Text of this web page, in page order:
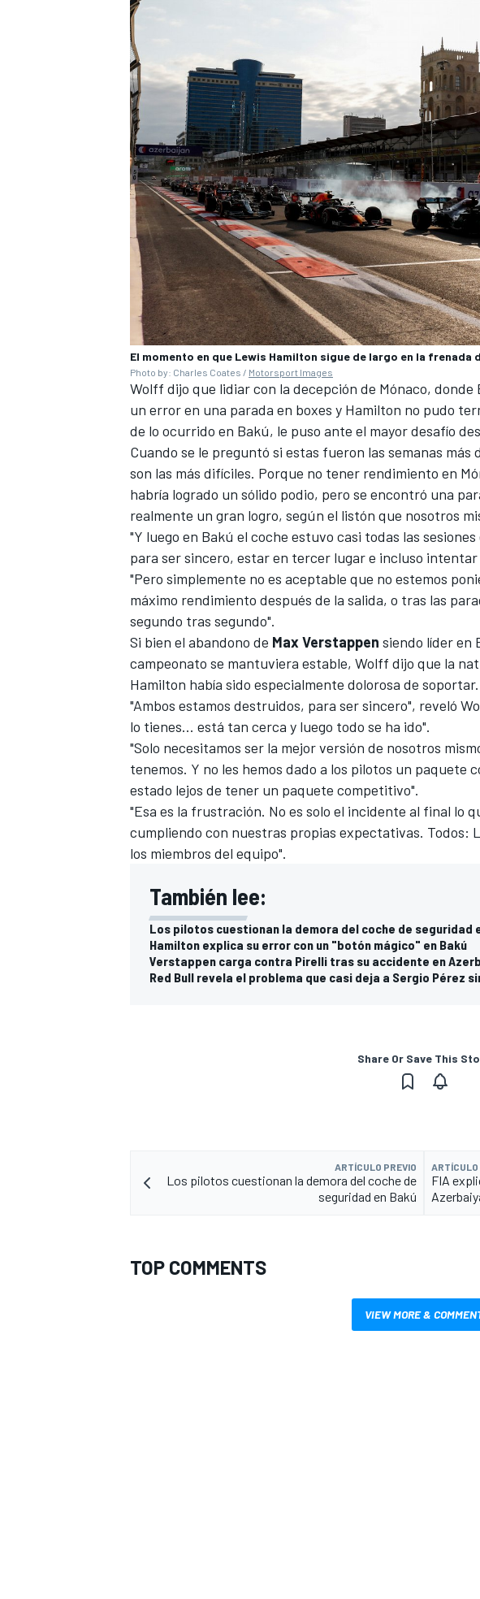
El momento en que Lewis Hamilton sigue de largo en la frenada
Photo by: Charles Coates / Motorsport Images
Wolff dijo que lidiar con la decepción de Mónaco,
un error en una parada en boxes y Hamilton no pudo
de lo ocurrido en Bakú, le puso ante el mayor desafío
Cuando se le preguntó si estas fueron las semanas
son las más difíciles. Porque no tener rendimiento en
habría logrado un sólido podio, pero se encontró una
realmente un gran logro, según el listón que nosotros
"Y luego en Bakú el coche estuvo casi todas las
para ser sincero, estar en tercer lugar e incluso
"Pero simplemente no es aceptable que no estemos
máximo rendimiento después de la salida, o tras las
segundo tras segundo".
Si bien el abandono de Max Verstappen siendo líder en
campeonato se mantuviera estable, Wolff dijo que la
Hamilton había sido especialmente dolorosa de soportar.
"Ambos estamos destruidos, para ser sincero", reveló
lo tienes... está tan cerca y luego todo se ha ido".
"Solo necesitamos ser la mejor versión de nosotros
tenemos. Y no les hemos dado a los pilotos un paquete
estado lejos de tener un paquete competitivo".
"Esa es la frustración. No es solo el incidente al final lo
cumpliendo con nuestras propias expectativas. Todos:
los miembros del equipo".
También lee:
Los pilotos cuestionan la demora del coche de seguridad
Hamilton explica su error con un "botón mágico" en Bakú
Verstappen carga contra Pirelli tras su accidente en
Red Bull revela el problema que casi deja a Sergio Pérez
Share Or Save This
ARTÍCULO PREVIO
Los pilotos cuestionan la demora del coche de
seguridad en Bakú
FIA
TOP COMMENTS
VIEW MORE &